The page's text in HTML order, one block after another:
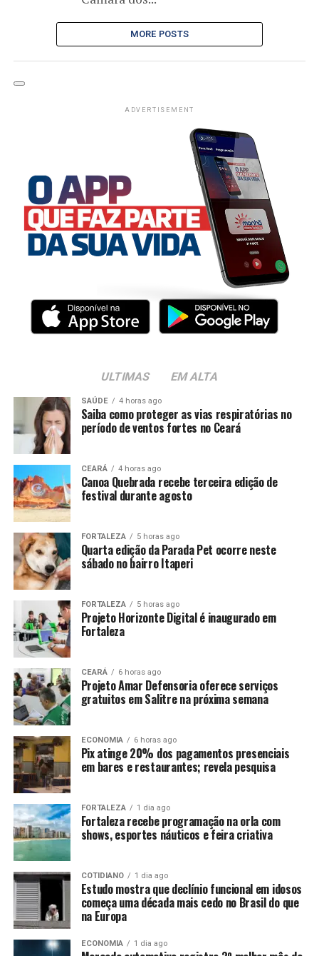
MORE POSTS
ADVERTISEMENT
ULTIMAS EM ALTA
SAÚDE 4 horas ago
Saiba como proteger as vias respiratórias no
período de ventos fortes no Ceará
CEARÁ 4 horas ago
Canoa Quebrada recebe terceira edição de
festival durante agosto
FORTALEZA 5 horas ago
Quarta edição da Parada Pet ocorre neste
sábado no bairro Itaperi
FORTALEZA 5 horas ago
Projeto Horizonte Digital é inaugurado em
Fortaleza
CEARÁ 6 horas ago
Projeto Amar Defensoria oferece serviços
gratuitos em Salitre na próxima semana
ECONOMIA 6 horas ago
Pix atinge 20% dos pagamentos presenciais
em bares e restaurantes; revela pesquisa
FORTALEZA 1 dia ago
Fortaleza recebe programação na orla com
shows, esportes náuticos e feira criativa
COTIDIANO 1 dia ago
Estudo mostra que declínio funcional em idosos
começa uma década mais cedo no Brasil do que
na Europa
ECONOMIA 1 dia ago